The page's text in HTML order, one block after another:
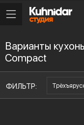
Варианты
Compact
ФИЛЬТР: